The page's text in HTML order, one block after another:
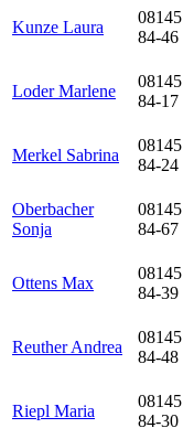
Kunze Laura
08145
84-46
Loder Marlene
08145
84-17
Merkel Sabrina
08145
84-24
Oberbacher
Sonja
08145
84-67
Ottens Max
08145
84-39
Reuther Andrea
08145
84-48
Riepl Maria
08145
84-30